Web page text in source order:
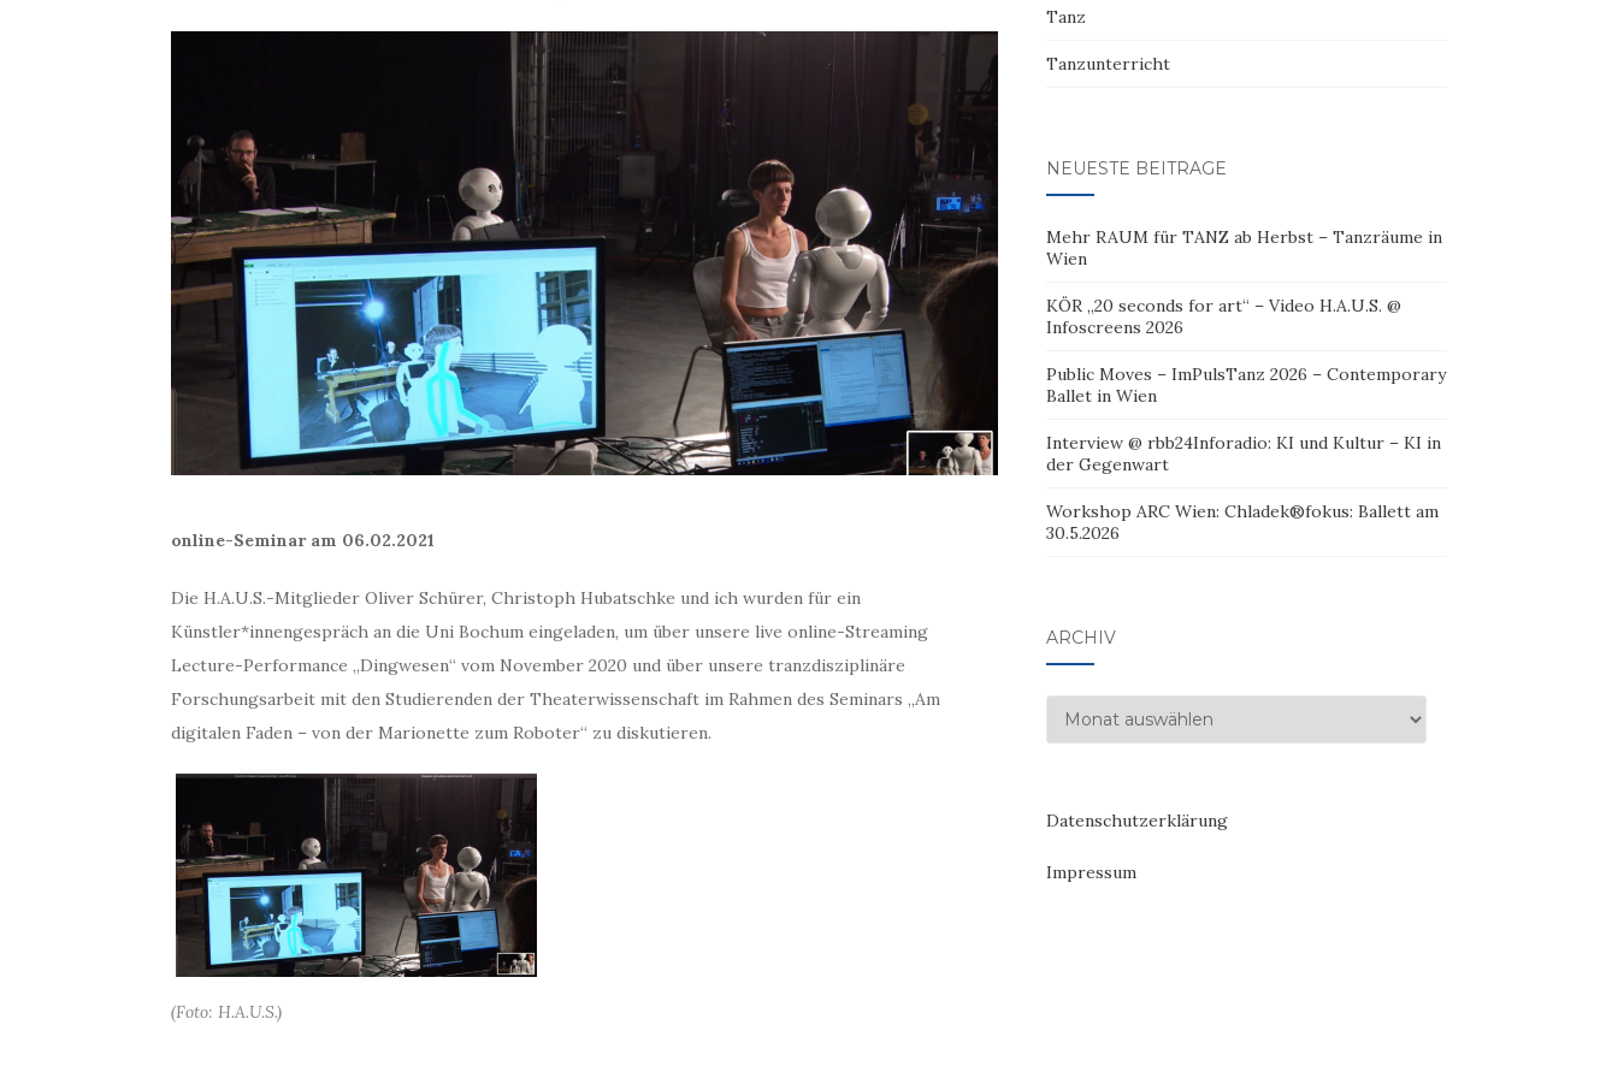
online-Seminar am 06.02.2021
Die H.A.U.S.-Mitglieder Oliver Schürer, Christoph Hubatschke und ich wurden für ein
Künstler*innengespräch an die Uni Bochum eingeladen, um über unsere live online-Streaming
Lecture-Performance „Dingwesen“ vom November 2020 und über unsere tranzdisziplinäre
Forschungsarbeit mit den Studierenden der Theaterwissenschaft im Rahmen des Seminars „Am
digitalen Faden – von der Marionette zum Roboter“ zu diskutieren.
(Foto: H.A.U.S.)
Tanz
Tanzunterricht
NEUESTE BEITRÄGE
Mehr RAUM für TANZ ab Herbst – Tanzräume in
Wien
KÖR „20 seconds for art“ – Video H.A.U.S. @
Infoscreens 2026
Public Moves – ImPulsTanz 2026 – Contemporary
Ballet in Wien
Interview @ rbb24Inforadio: KI und Kultur – KI in
der Gegenwart
Workshop ARC Wien: Chladek®fokus: Ballett am
30.5.2026
ARCHIV
Archiv
Datenschutzerklärung
Impressum